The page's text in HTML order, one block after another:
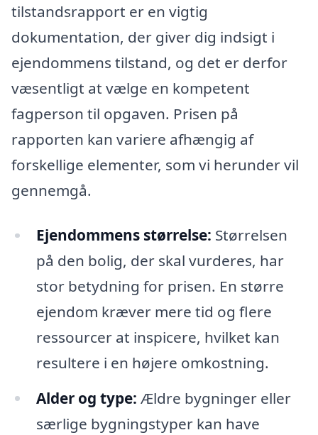
tilstandsrapport er en vigtig
dokumentation, der giver dig indsigt i
ejendommens tilstand, og det er derfor
væsentligt at vælge en kompetent
fagperson til opgaven. Prisen på
rapporten kan variere afhængig af
forskellige elementer, som vi herunder vil
gennemgå.
Ejendommens størrelse: Størrelsen
på den bolig, der skal vurderes, har
stor betydning for prisen. En større
ejendom kræver mere tid og flere
ressourcer at inspicere, hvilket kan
resultere i en højere omkostning.
Alder og type: Ældre bygninger eller
særlige bygningstyper kan have